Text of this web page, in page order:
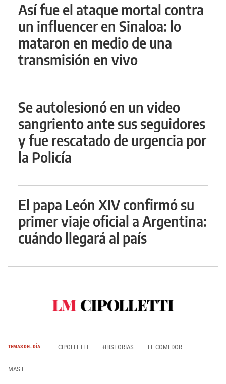
Así fue el ataque mortal contra
un influencer en Sinaloa: lo
mataron en medio de una
transmisión en vivo
Se autolesionó en un video
sangriento ante sus seguidores
y fue rescatado de urgencia por
la Policía
El papa León XIV confirmó su
primer viaje oficial a Argentina:
cuándo llegará al país
TEMAS DEL DÍA CIPOLLETTI +HISTORIAS EL COMEDOR
MAS E